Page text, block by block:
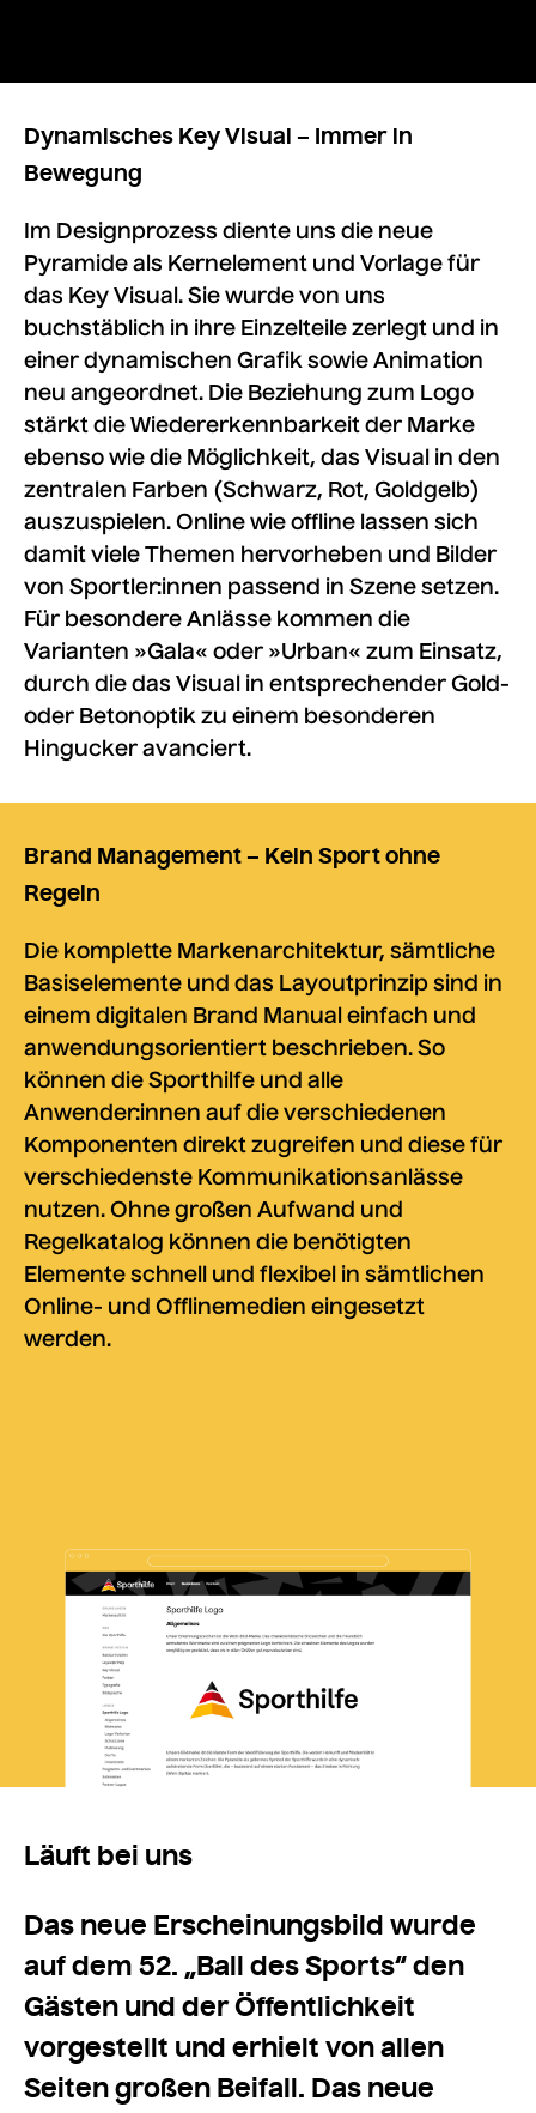
Dynamisches Key Visual – Immer in
Bewegung
Im Designprozess diente uns die neue
Pyramide als Kernelement und Vorlage für
das Key Visual. Sie wurde von uns
buchstäblich in ihre Einzelteile zerlegt und in
einer dynamischen Grafik sowie Animation
neu angeordnet. Die Beziehung zum Logo
stärkt die Wiedererkennbarkeit der Marke
ebenso wie die Möglichkeit, das Visual in den
zentralen Farben (Schwarz, Rot, Goldgelb)
auszuspielen. Online wie offline lassen sich
damit viele Themen hervorheben und Bilder
von Sportler:innen passend in Szene setzen.
Für besondere Anlässe kommen die
Varianten »Gala« oder »Urban« zum Einsatz,
durch die das Visual in entsprechender Gold-
oder Betonoptik zu einem besonderen
Hingucker avanciert.
Brand Management – Kein Sport ohne
Regeln
Die komplette Markenarchitektur, sämtliche
Basiselemente und das Layoutprinzip sind in
einem digitalen Brand Manual einfach und
anwendungsorientiert beschrieben. So
können die Sporthilfe und alle
Anwender:innen auf die verschiedenen
Komponenten direkt zugreifen und diese für
verschiedenste Kommunikationsanlässe
nutzen. Ohne großen Aufwand und
Regelkatalog können die benötigten
Elemente schnell und flexibel in sämtlichen
Online- und Offlinemedien eingesetzt
werden.
Läuft bei uns
Das neue Erscheinungsbild wurde
auf dem 52. „Ball des Sports“ den
Gästen und der Öffentlichkeit
vorgestellt und erhielt von allen
Seiten großen Beifall. Das neue